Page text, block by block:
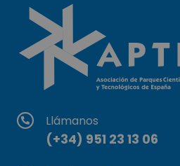
Llámanos
(+34) 951 23 13 06